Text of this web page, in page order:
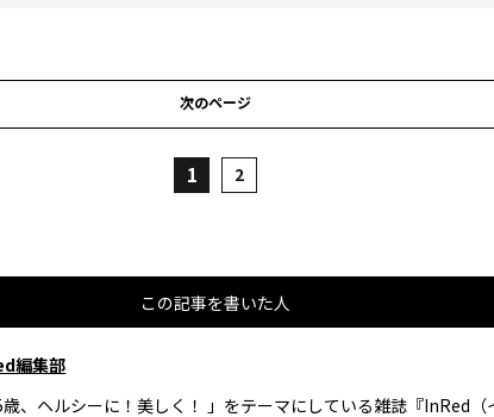
次のページ
1 2
この記事を書いた人
編集部
歳、ヘルシーに！美しく！ 」をテーマにしている雑誌『InRed